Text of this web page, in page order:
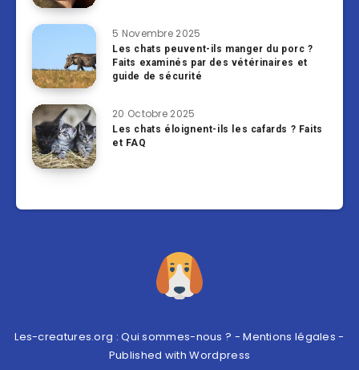
5 Novembre 2025
Les chats peuvent-ils manger du porc ?
Faits examinés par des vétérinaires et
guide de sécurité
20 Octobre 2025
Les chats éloignent-ils les cafards ? Faits
et FAQ
Les-creatures.org :Qui sommes-nous ? -Mentions légales -
Published withWordpress